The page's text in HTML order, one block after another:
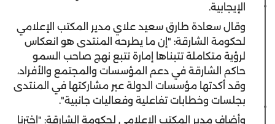
الإيجابية.
وقال سعادة طارق سعيد علاي مدير المكتب الإعلامي
لحكومة الشارقة: "إن ما يطرحه المنتدى هو انعكاس
لرؤية متكاملة تتبناها إمارة تتبع نهج صاحب السمو
حاكم الشارقة في دعم المؤسسات والمجتمع والأفراد،
وقد أكدتها مؤسسات الدولة عبر مشاركتها في المنتدى
بجلسات وخطابات تفاعلية وفعاليات جانبية".
وأضاف مدير المكتب الإعلامي لحكومة الشارقة: "اخترنا